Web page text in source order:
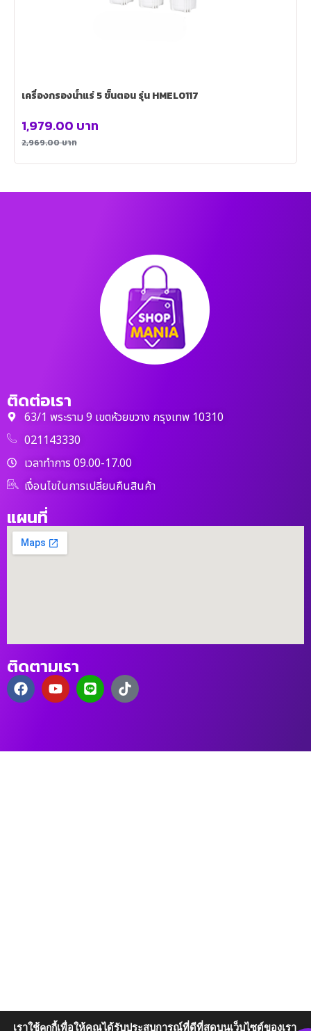
เครื่องกรองน้ำแร่ 5 ขั้นตอน รุ่น HMEL0117
2,969.00บาท
1,979.00 บาท
ติดต่อเรา
63/1 พระราม 9 เขตห้วยขวาง กรุงเทพ 10310
021143330
เวลาทำการ 09.00-17.00
เงื่อนไขในการเปลี่ยนคืนสินค้า
แผนที่
ติดตามเรา
เราใช้คุกกี้เพื่อให้คุณได้รับประสบการณ์ที่ดีที่สุดบนเว็บไซต์ของเรา